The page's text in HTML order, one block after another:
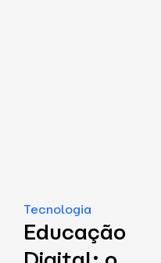
Tecnologia
Educação